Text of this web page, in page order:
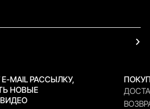
MAIL РАССЫЛКУ,
НОВЫЕ